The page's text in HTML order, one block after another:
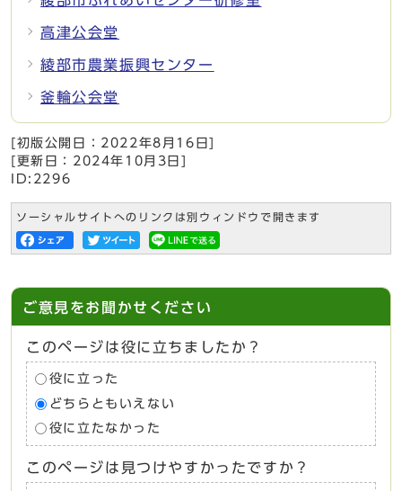
高津公会堂
綾部市農業振興センター
釜輪公会堂
[初版公開日： 2022年8月16日
[更新日： 2024年10月3日
ID:2296
ソーシャルサイトへのリンクは別ウィンドウで開きます
ご意見をお聞かせください
このページは役に立ちましたか？
役に立った
どちらともいえない
役に立たなかった
このページは見つけやすかったですか？